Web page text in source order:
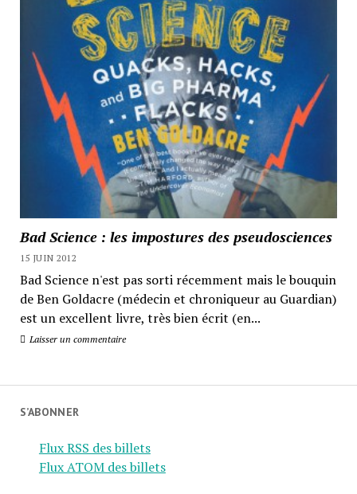
Bad Science : les impostures des pseudosciences
15 JUIN 2012
Bad Science n'est pas sorti récemment mais le bouquin
de Ben Goldacre (médecin et chroniqueur au Guardian)
est un excellent livre, très bien écrit (en...
Laisser un commentaire
S’ABONNER
Flux RSS des billets
Flux ATOM des billets